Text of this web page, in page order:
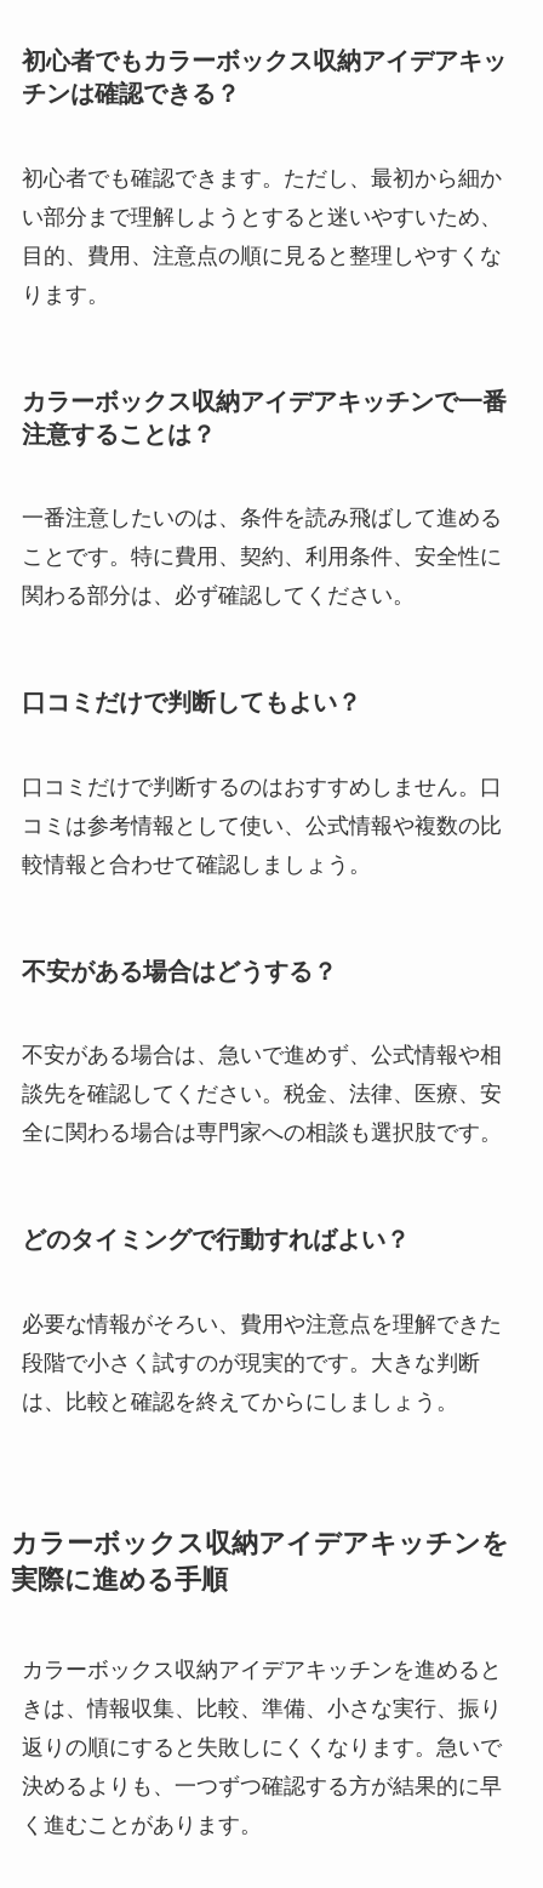
初心者でもカラーボックス収納アイデアキッ
チンは確認できる？
初心者でも確認できます。ただし、最初から細か
い部分まで理解しようとすると迷いやすいため、
目的、費用、注意点の順に見ると整理しやすくな
ります。
カラーボックス収納アイデアキッチンで一番
注意することは？
一番注意したいのは、条件を読み飛ばして進める
ことです。特に費用、契約、利用条件、安全性に
関わる部分は、必ず確認してください。
口コミだけで判断してもよい？
口コミだけで判断するのはおすすめしません。口
コミは参考情報として使い、公式情報や複数の比
較情報と合わせて確認しましょう。
不安がある場合はどうする？
不安がある場合は、急いで進めず、公式情報や相
談先を確認してください。税金、法律、医療、安
全に関わる場合は専門家への相談も選択肢です。
どのタイミングで行動すればよい？
必要な情報がそろい、費用や注意点を理解できた
段階で小さく試すのが現実的です。大きな判断
は、比較と確認を終えてからにしましょう。
カラーボックス収納アイデアキッチンを
実際に進める手順
カラーボックス収納アイデアキッチンを進めると
きは、情報収集、比較、準備、小さな実行、振り
返りの順にすると失敗しにくくなります。急いで
決めるよりも、一つずつ確認する方が結果的に早
く進むことがあります。